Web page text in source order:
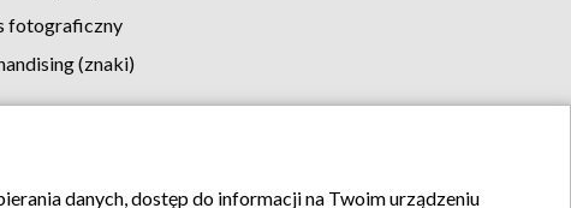
fotograficzny
(znaki)
reklamy Kontakt
danych, dostęp do informacji na Twoim urządzeniu